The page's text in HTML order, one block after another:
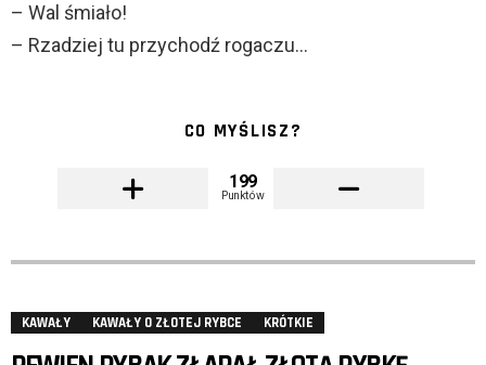
– Wal śmiało!
– Rzadziej tu przychodź rogaczu…
CO MYŚLISZ?
199
Punktów
KAWAŁY KAWAŁY O ZŁOTEJ RYBCE KRÓTKIE